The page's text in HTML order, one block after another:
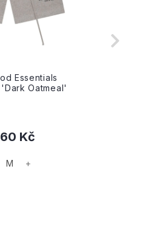
Essentials
Oatmeal'
Kč
M +